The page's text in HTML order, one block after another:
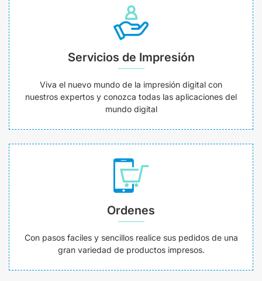
Servicios de Impresión
Viva el nuevo mundo de la impresión digital con
nuestros expertos y conozca todas las aplicaciones del
mundo digital
Ordenes
Con pasos faciles y sencillos realice sus pedidos de una
gran variedad de productos impresos.